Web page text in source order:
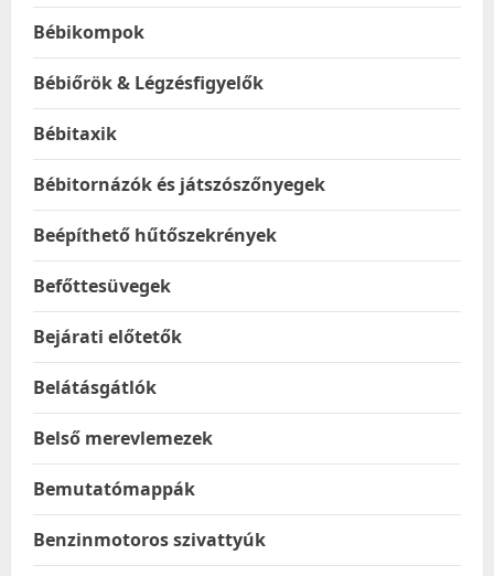
Bébikompok
Bébiőrök & Légzésfigyelők
Bébitaxik
Bébitornázók és játszószőnyegek
Beépíthető hűtőszekrények
Befőttesüvegek
Bejárati előtetők
Belátásgátlók
Belső merevlemezek
Bemutatómappák
Benzinmotoros szivattyúk